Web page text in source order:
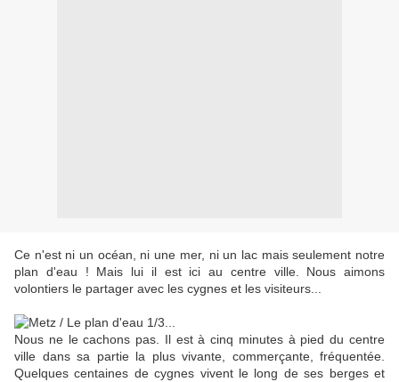
Ce n'est ni un océan, ni une mer, ni un lac mais seulement notre
plan d'eau ! Mais lui il est ici au centre ville. Nous aimons
volontiers le partager avec les cygnes et les visiteurs...
Nous ne le cachons pas. Il est à cinq minutes à pied du centre
ville dans sa partie la plus vivante, commerçante, fréquentée.
Quelques centaines de cygnes vivent le long de ses berges et